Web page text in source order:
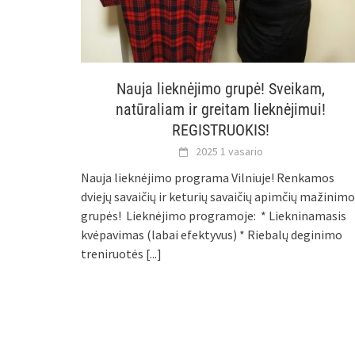
Nauja lieknėjimo grupė! Sveikam,
natūraliam ir greitam lieknėjimui!
REGISTRUOKIS!
2025 1 vasario
Nauja lieknėjimo programa Vilniuje! Renkamos
dviejų savaičių ir keturių savaičių apimčių mažinimo
grupės! Lieknėjimo programoje: * Liekninamasis
kvėpavimas (labai efektyvus) * Riebalų deginimo
treniruotės [...]